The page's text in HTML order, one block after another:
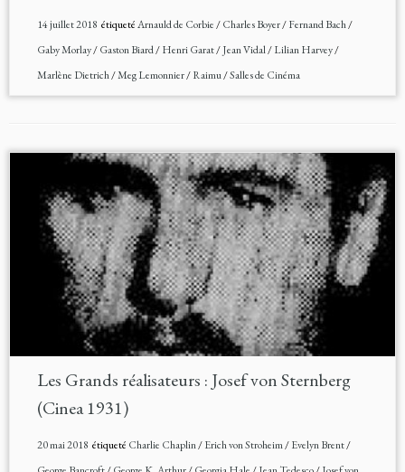
14 juillet 2018 étiquetéArnauld de Corbie/Charles Boyer/Fernand Bach/
Gaby Morlay/Gaston Biard/Henri Garat/Jean Vidal/Lilian Harvey/
Marlène Dietrich/Meg Lemonnier/Raimu/Salles de Cinéma
Les Grands réalisateurs : Josef von Sternberg
(Cinea 1931)
20 mai 2018 étiqueté Charlie Chaplin/Erich von Stroheim/Evelyn Brent/